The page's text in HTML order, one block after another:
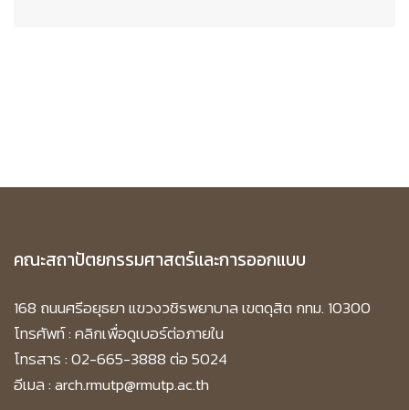
คณะสถาปัตยกรรมศาสตร์และการออกแบบ
168 ถนนศรีอยุธยา แขวงวชิรพยาบาล เขตดุสิต กทม. 10300
โทรศัพท์ :คลิกเพื่อดูเบอร์ต่อภายใน
โทรสาร : 02-665-3888 ต่อ 5024
อีเมล : arch.rmutp@rmutp.ac.th